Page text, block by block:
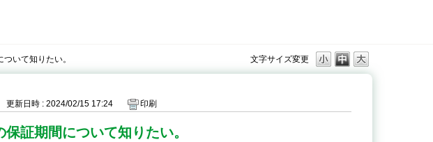
文字サイズ変更
いて知りたい。
更新日時 : 2024/02/15 17:24 印刷
証期間について知りたい。